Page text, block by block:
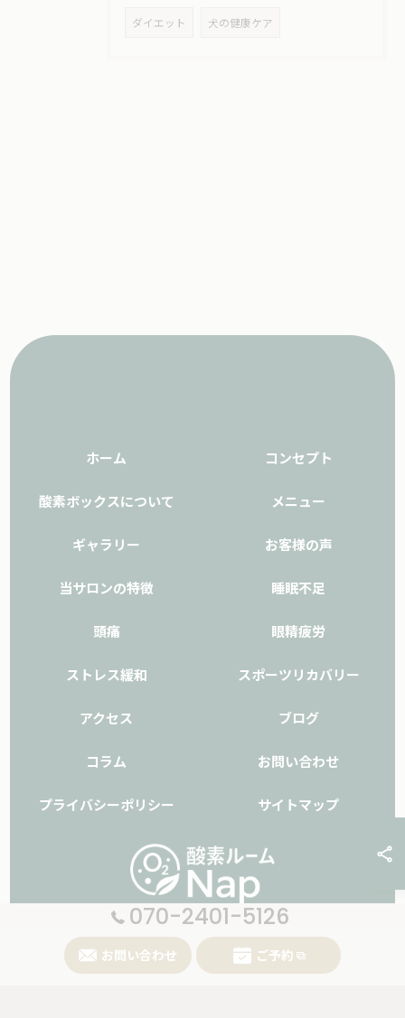
ダイエット 犬の健康ケア
070-2401-5126
お問い合わせ ご予約
ホーム コンセプト
酸素ボックスについて メニュー
ギャラリー お客様の声
当サロンの特徴 睡眠不足
頭痛 眼精疲労
ストレス緩和 スポーツリカバリー
アクセス ブログ
コラム お問い合わせ
プライバシーポリシー サイトマップ
© 2026 大阪府堺市の酸素ボックスなら酸素ルームNap ALL RIGHTS RESERVED.